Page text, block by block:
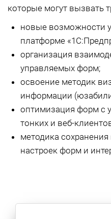
которые могут вызвать
новые возможности
платформе
организация
управляемых форм;
освоение методик
информации
оптимизация форм с
тонких и веб-
методика
настроек форм и